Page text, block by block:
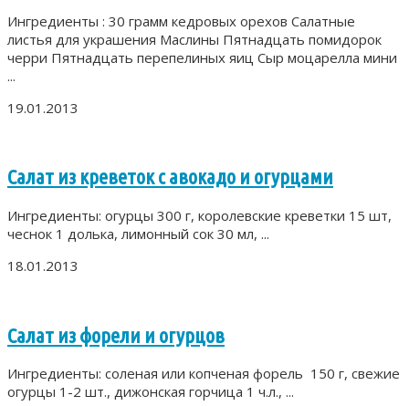
Ингредиенты : 30 грамм кедровых орехов Салатные
листья для украшения Маслины Пятнадцать помидорок
черри Пятнадцать перепелиных яиц Сыр моцарелла мини
...
19.01.2013
Салат из креветок с авокадо и огурцами
Ингредиенты: огурцы 300 г, королевские креветки 15 шт,
чеснок 1 долька, лимонный сок 30 мл, ...
18.01.2013
Салат из форели и огурцов
Ингредиенты: соленая или копченая форель 150 г, свежие
огурцы 1-2 шт., дижонская горчица 1 ч.л., ...